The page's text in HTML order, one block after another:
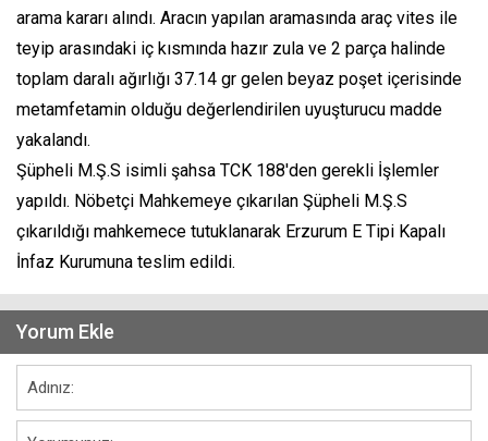
arama kararı alındı. Aracın yapılan aramasında araç vites ile
teyip arasındaki iç kısmında hazır zula ve 2 parça halinde
toplam daralı ağırlığı 37.14 gr gelen beyaz poşet içerisinde
metamfetamin olduğu değerlendirilen uyuşturucu madde
yakalandı.
Şüpheli M.Ş.S isimli şahsa TCK 188'den gerekli İşlemler
yapıldı. Nöbetçi Mahkemeye çıkarılan Şüpheli M.Ş.S
çıkarıldığı mahkemece tutuklanarak Erzurum E Tipi Kapalı
İnfaz Kurumuna teslim edildi.
Yorum Ekle